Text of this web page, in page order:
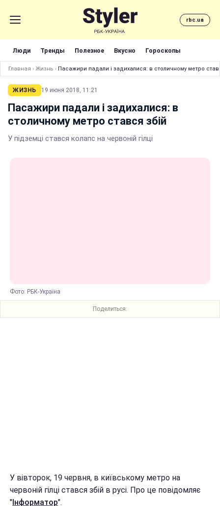
rbc.ua
Люди Тренды Полезное Вкусно Гороскопы
Главная › Жизнь › Пасажири падали і задихалися: в столичному метро
ЖИЗНЬ 19 июня 2018, 11:21
Пасажири падали і задихалися: в
столичному метро стався збій
У підземці стався колапс на червоній гілці
Фото: РБК-Україна
Поделиться:
У вівторок, 19 червня, в київському метро на
червоній гілці стався збій в русі. Про це повідомляє
" Інформатор".